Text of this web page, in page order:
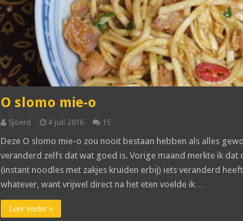
O slomo mie-o
Sjoerd 4 juli 2016 15
Deze O slomo mie-o zou nooit bestaan hebben als alles
veranderd zelfs dat wat goed is. Vorige maand merkte ik
(instant noodles met zakjes kruiden erbij) iets veranderd
whatever, want vrijwel direct na het eten voelde ik …
Lees verder »